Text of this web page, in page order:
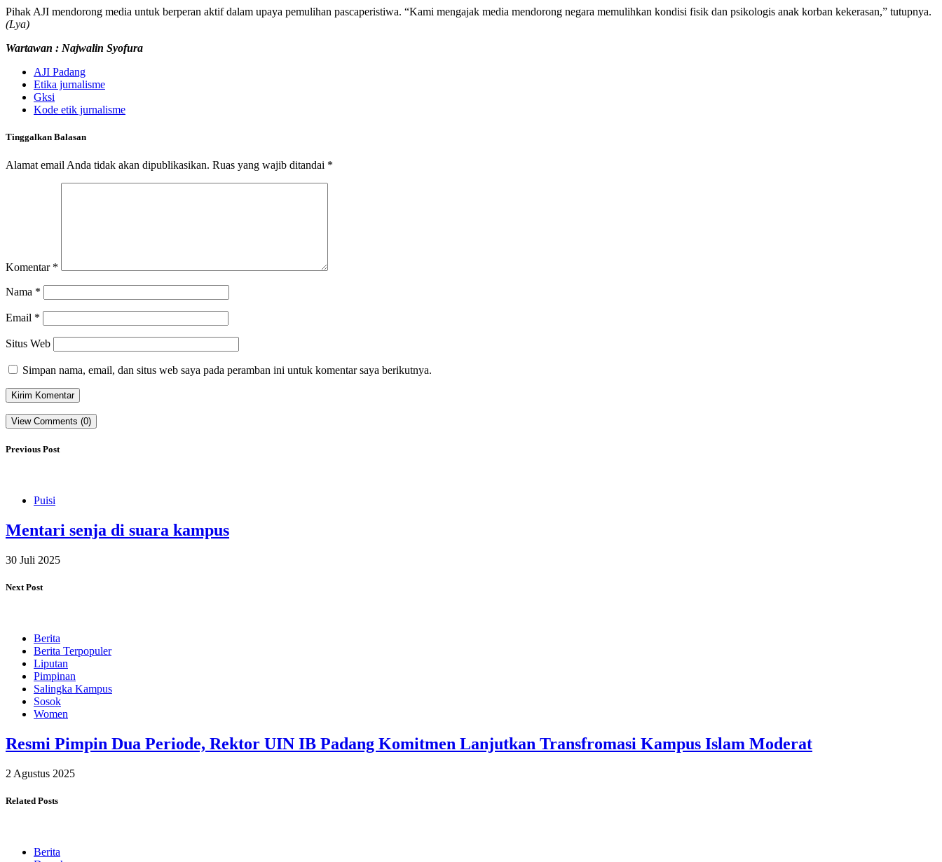
Pihak AJI mendorong media untuk berperan aktif dalam upaya pemulihan pascaperistiwa. “Kami mengajak media mendorong negara memulihkan kondisi fisik dan psikologis anak korban kekerasan,” tutupnya.
(Lya)
Wartawan : Najwalin Syofura
AJI Padang
Etika jurnalisme
Gksi
Kode etik jurnalisme
Tinggalkan Balasan
Alamat email Anda tidak akan dipublikasikan. Ruas yang wajib ditandai *
Komentar *
Nama *
Email *
Situs Web
Simpan nama, email, dan situs web saya pada peramban ini untuk komentar saya berikutnya.
View Comments (0)
Previous Post
Puisi
Mentari senja di suara kampus
30 Juli 2025
Next Post
Berita
Berita Terpopuler
Liputan
Pimpinan
Salingka Kampus
Sosok
Women
Resmi Pimpin Dua Periode, Rektor UIN IB Padang Komitmen Lanjutkan Transfromasi Kampus Islam Moderat
2 Agustus 2025
Related Posts
Berita